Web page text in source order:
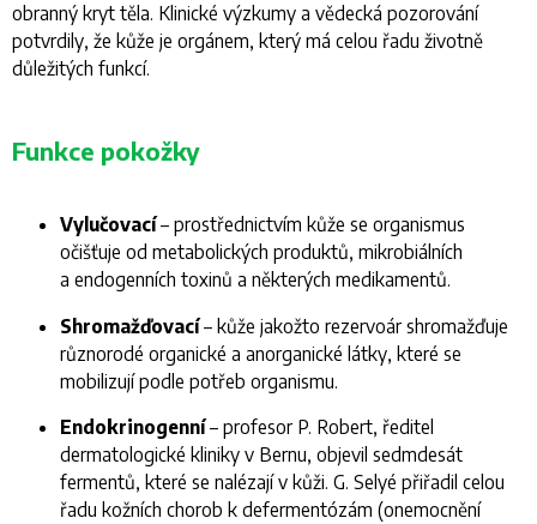
obranný kryt těla. Klinické výzkumy a vědecká pozorování
potvrdily, že kůže je orgánem, který má celou řadu životně
důležitých funkcí.
Funkce pokožky
Vylučovací– prostřednictvím kůže se organismus
očišťuje od metabolických produktů, mikrobiálních
a endogenních toxinů a některých medikamentů.
Shromažďovací– kůže jakožto rezervoár shromažďuje
různorodé organické a anorganické látky, které se
mobilizují podle potřeb organismu.
Endokrinogenní– profesor P. Robert, ředitel
dermatologické kliniky v Bernu, objevil sedmdesát
fermentů, které se nalézají v kůži. G. Selyé přiřadil celou
řadu kožních chorob k defermentózám (onemocnění